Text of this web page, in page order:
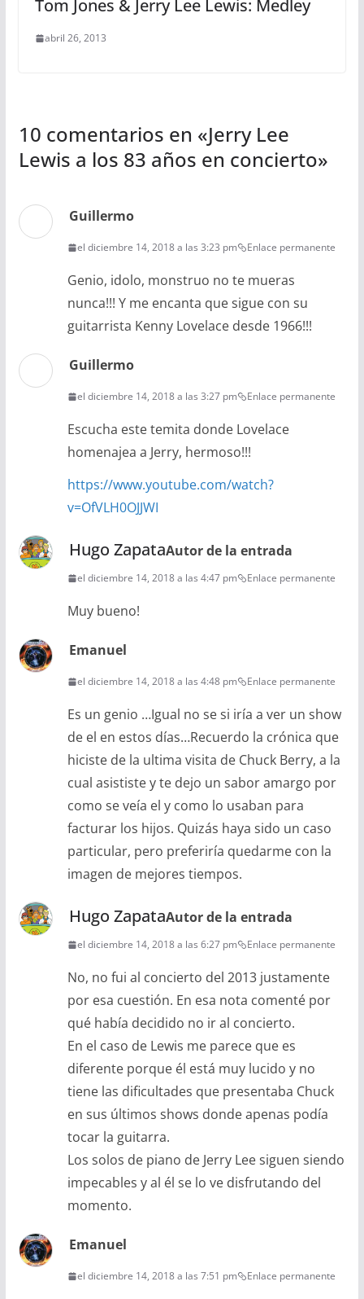
Tom Jones & Jerry Lee Lewis: Medley
abril 26, 2013
10 comentarios en «Jerry Lee
Lewis a los 83 años en concierto»
Guillermo
el diciembre 14, 2018 a las 3:23 pm Enlace permanente
Genio, idolo, monstruo no te mueras
nunca!!! Y me encanta que sigue con su
guitarrista Kenny Lovelace desde 1966!!!
Guillermo
el diciembre 14, 2018 a las 3:27 pm Enlace permanente
Escucha este temita donde Lovelace
homenajea a Jerry, hermoso!!!
https://www.youtube.com/watch?
v=OfVLH0OJJWI
Hugo ZapataAutor de la entrada
el diciembre 14, 2018 a las 4:47 pm Enlace permanente
Muy bueno!
Emanuel
el diciembre 14, 2018 a las 4:48 pm Enlace permanente
Es un genio …Igual no se si iría a ver un show
de el en estos días…Recuerdo la crónica que
hiciste de la ultima visita de Chuck Berry, a la
cual asististe y te dejo un sabor amargo por
como se veía el y como lo usaban para
facturar los hijos. Quizás haya sido un caso
particular, pero preferiría quedarme con la
imagen de mejores tiempos.
Hugo ZapataAutor de la entrada
el diciembre 14, 2018 a las 6:27 pm Enlace permanente
No, no fui al concierto del 2013 justamente
por esa cuestión. En esa nota comenté por
qué había decidido no ir al concierto.
En el caso de Lewis me parece que es
diferente porque él está muy lucido y no
tiene las dificultades que presentaba Chuck
en sus últimos shows donde apenas podía
tocar la guitarra.
Los solos de piano de Jerry Lee siguen siendo
impecables y al él se lo ve disfrutando del
momento.
Emanuel
el diciembre 14, 2018 a las 7:51 pm Enlace permanente